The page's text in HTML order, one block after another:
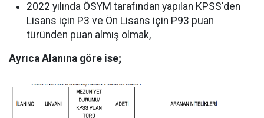
2022 yılında ÖSYM tarafından yapılan KPSS'den
Lisans için P3 ve Ön Lisans için P93 puan
türünden puan almış olmak,
Ayrıca Alanına göre ise;